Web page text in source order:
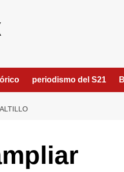
periodismo del S21